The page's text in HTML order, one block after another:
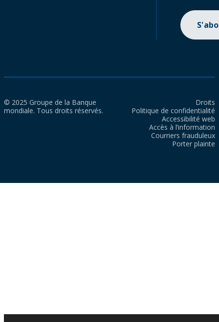
© 2025 Groupe de la Banque
mondiale. Tous droits réservés.
Droits
Politique de confidentialité
Accessibilité web
Accès à l’information
Courriers frauduleux
Porter plainte